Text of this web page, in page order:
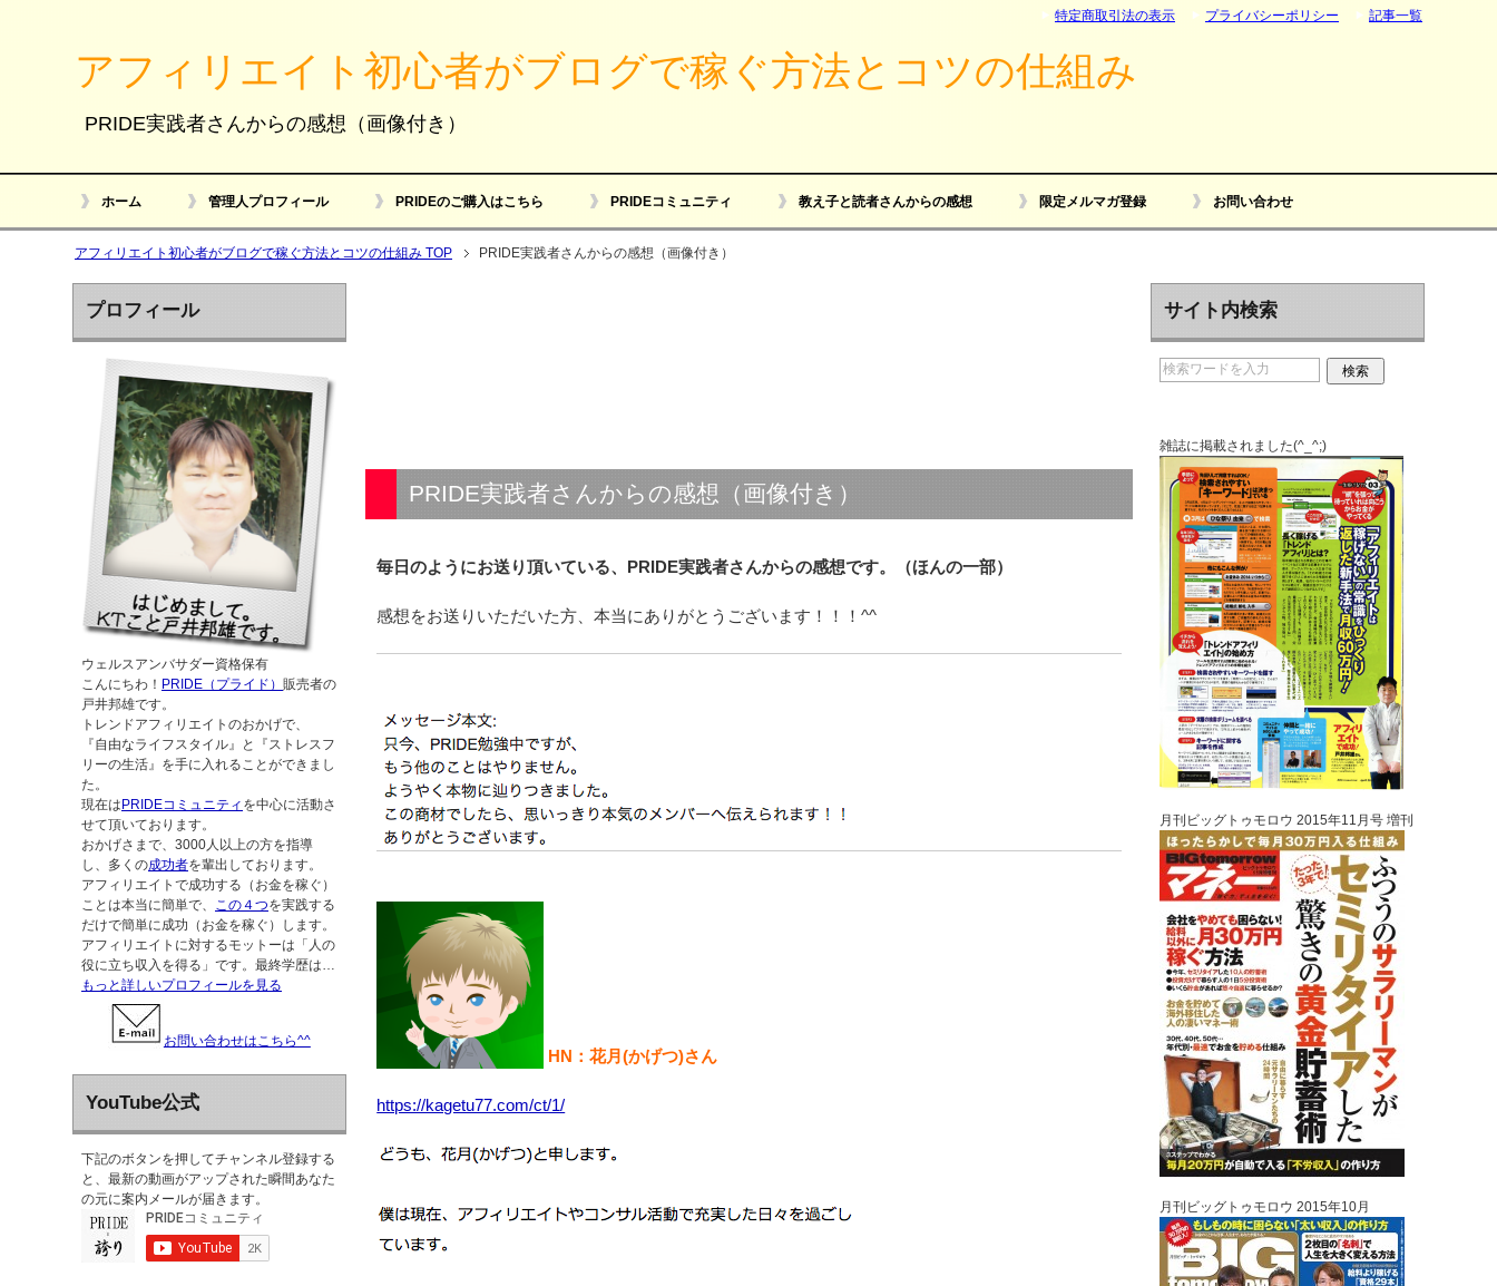
アフィリエイト初心者がブログで稼ぐ方法とコツの仕組み
PRIDE実践者さんからの感想（画像付き）
ホーム 管理人プロフィール PRIDEのご購入はこちら PRIDEコミュニティ 教え子と読者さんからの感想 限定メルマガ登録 お問い合わせ
アフィリエイト初心者がブログで稼ぐ方法とコツの仕組み TOP PRIDE実践者さんからの感想（画像付き）
PRIDE実践者さんからの感想（画像付き）
毎日のようにお送り頂いている、PRIDE実践者さんからの感想です。（ほんの一部）
感想をお送りいただいた方、本当にありがとうございます！！！^^
HN：花月(かげつ)さん
https://kagetu77.com/ct/1/
プロフィール
ウェルスアンバサダー資格保有
こんにちわ！ PRIDE（プライド） 販売者の
戸井邦雄です。
トレンドアフィリエイトのおかげで、
『自由なライフスタイル』と『ストレスフ
リーの生活』を手に入れることができまし
た。
現在はPRIDEコミュニティ を中心に活動さ
せて頂いております。
おかげさまで、3000人以上の方を指導
し、多くの成功者を輩出しております。
アフィリエイトで成功する（お金を稼ぐ）
ことは本当に簡単で、
この４つを実践する
だけで簡単に成功（お金を稼ぐ）します。
アフィリエイトに対するモットーは「人の
役に立ち収入を得る」です。最終学歴は…
もっと詳しいプロフィールを見る
お問い合わせはこちら^^
YouTube公式
下記のボタンを押してチャンネル登録する
と、最新の動画がアップされた瞬間あなた
の元に案内メールが届きます。
サイト内検索
雑誌に掲載されました(^_^;)
月刊ビッグトゥモロウ 2015年11月号 増刊
月刊ビッグトゥモロウ 2015年10月
特定商取引法の表示 プライバシーポリシー 記事一覧